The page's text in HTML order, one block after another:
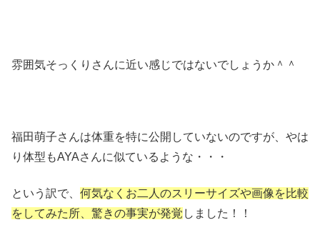
雰囲気そっくりさんに近い感じではないでしょうか＾＾
福田萌子さんは体重を特に公開していないのですが、やは
り体型もAYAさんに似ているような・・・
という訳で、 何気なくお二人のスリーサイズや画像を比較
をしてみた所、驚きの事実が発覚 しました！！